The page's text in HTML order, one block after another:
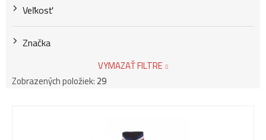
Veľkosť
Značka
VYMAZAŤ FILTRE
Zobrazených položiek:29